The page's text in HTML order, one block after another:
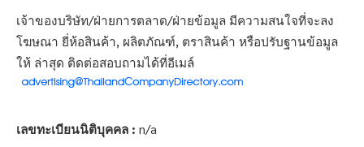
เจ้าของบริษัท/ฝ่ายการตลาด/ฝ่ายข้อมูล มีความสนใจที่จะลง
โฆษณา ยี่ห้อสินค้า, ผลิตภัณฑ์, ตราสินค้า หรือปรับฐานข้อมูล
ให้ ล่าสุด ติดต่อสอบถามได้ที่อีเมล์
เลขทะเบียนนิติบุคคล : n/a